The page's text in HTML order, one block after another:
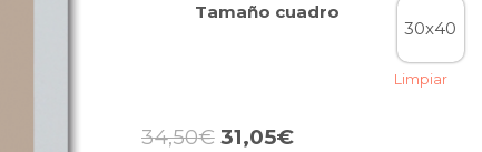
Tamaño cuadro
30x40
Limpiar
34,50€ 31,05€